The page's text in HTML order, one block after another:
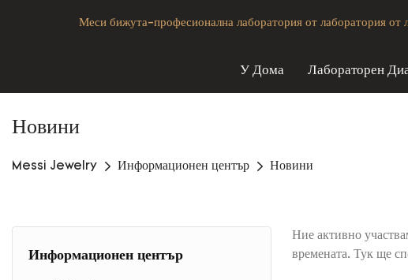
Меси бижута-професионална лаборатория от лаборатория от
У Дома Лабораторен
Новини
Messi Jewelry Информационен център Новини
Информационен център
Ние активно
времената. Тук ще